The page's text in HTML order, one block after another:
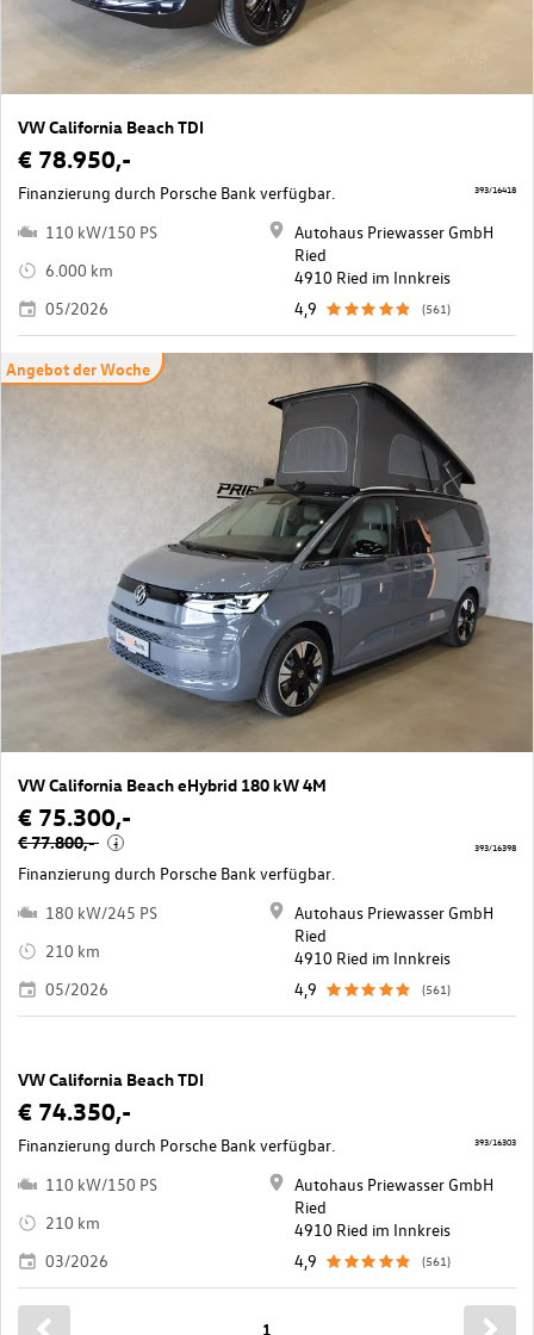
VW California Beach TDI
€ 78.950,-
Finanzierung durch Porsche Bank verfügbar.
110 kW/150 PS
6.000 km
05/2026
Autohaus Priewasser GmbH
Ried
4910 Ried im Innkreis
4,9
(561)
393/16418
Angebot der Woche
VW California Beach eHybrid 180 kW 4M
€ 75.300,-
€ 77.800,- i
Finanzierung durch Porsche Bank verfügbar.
180 kW/245 PS
210 km
05/2026
Autohaus Priewasser GmbH
Ried
4910 Ried im Innkreis
4,9
(561)
393/16398
VW California Beach TDI
€ 74.350,-
Finanzierung durch Porsche Bank verfügbar.
110 kW/150 PS
210 km
03/2026
Autohaus Priewasser GmbH
Ried
4910 Ried im Innkreis
4,9
(561)
393/16303
1